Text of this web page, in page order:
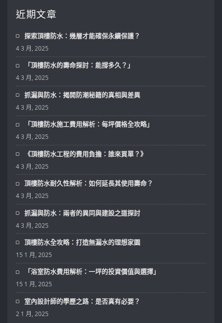
近期文章
探索頂樓防水：幾層才能確保永續保護？
4 3 月, 2025
「頂樓防水的壽命探討：能撐多久？」
4 3 月, 2025
抓漏與防水：揭開防潮秘籍的真相與差異
4 3 月, 2025
「頂樓防水施工費用解析：每坪價格全攻略」
4 3 月, 2025
《頂樓防水工程的費用負擔：誰來買單？》
4 3 月, 2025
頂樓防水耐久性解析：如何延長其使用壽命？
4 3 月, 2025
抓漏與防水：兩者的異同與建設之道探討
4 3 月, 2025
頂樓防水全攻略：打造無漏水的理想家園
15 1 月, 2025
「浴室防水費用解析：一坪的投資價值與選擇」
15 1 月, 2025
室內設計師的學歷之路：是否真有必要？
2 1 月, 2025